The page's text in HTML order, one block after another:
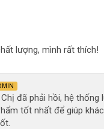
lượng, mình rất thích!
đã phải hồi, hệ thống
tốt nhất để giúp